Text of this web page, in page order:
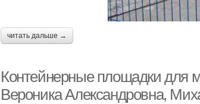
читать дальше →
Контейнерные площадки для
Вероника Александровна,